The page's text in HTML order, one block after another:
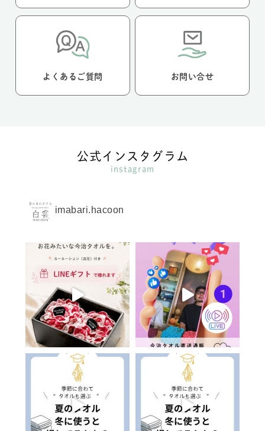
よくあるご質問 お問い合せ
公式インスタグラム
instagram
imabari.hacoon